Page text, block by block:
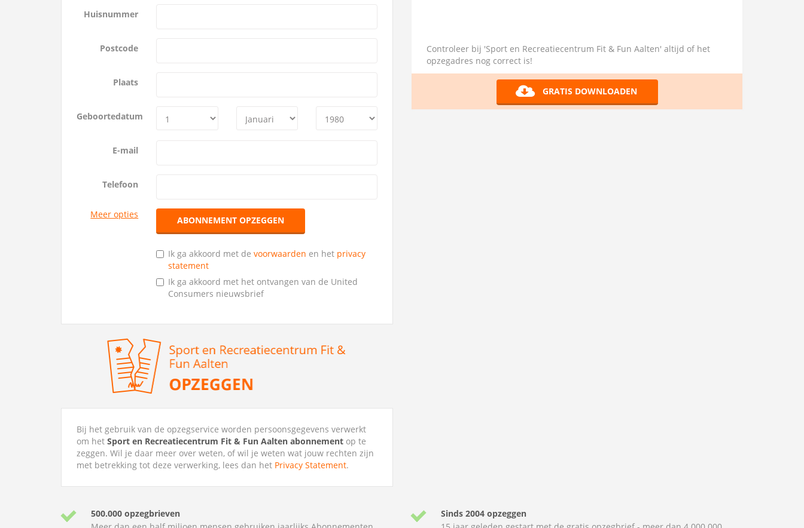
Huisnummer
Postcode
Plaats
Geboortedatum
E-mail
Telefoon
Meer opties
ABONNEMENT OPZEGGEN
Ik ga akkoord met devoorwaarden en het privacy
statement
Ik ga akkoord met het ontvangen van de United
Consumers nieuwsbrief
Bij het gebruik van de opzegservice worden persoonsgegevens verwerkt
om het Sport en Recreatiecentrum Fit & Fun Aalten abonnement op te
zeggen. Wil je daar meer over weten, of wil je weten wat jouw rechten zijn
met betrekking tot deze verwerking, lees dan het Privacy Statement.
Controleer bij 'Sport en Recreatiecentrum Fit & Fun Aalten' altijd of het
opzegadres nog correct is!
GRATIS DOWNLOADEN
500.000 opzegbrieven
Sinds 2004 opzeggen